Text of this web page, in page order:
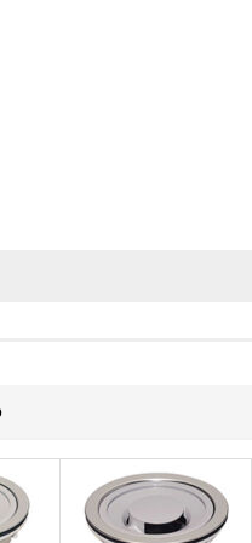
可能です。カウンターなど製作物